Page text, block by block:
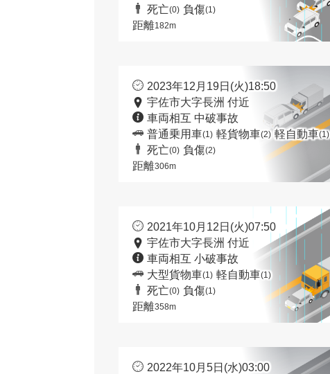
死亡(0) 負傷(1)
距離182m
2023年12月19日(火)18:50
宇佐市大字長洲 付近
車両相互 中破事故
普通乗用車(1) 軽貨物車(2) 軽自動車(1)
死亡(0) 負傷(2)
距離306m
2021年10月12日(火)07:50
宇佐市大字長洲 付近
車両相互 小破事故
大型貨物車(1) 軽自動車(1)
死亡(0) 負傷(1)
距離358m
2022年10月5日(水)03:00